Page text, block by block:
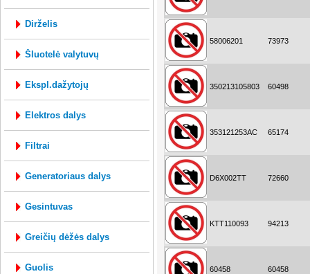
dirželis
šluotelė valytuvų
ekspl.dažytojų
elektros dalys
filtrai
generatoriaus dalys
gesintuvas
greičių dėžės dalys
guolis
58006201 73973
350213105803 60498
353121253AC 65174
D6X002TT 72660
KTT110093 94213
60458 60458